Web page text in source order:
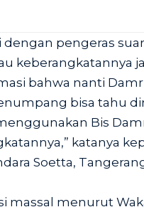
pengeras
keberangkatannya
bahwa nanti
bisa tahu
Bis
katanya
Soetta,
massal menurut